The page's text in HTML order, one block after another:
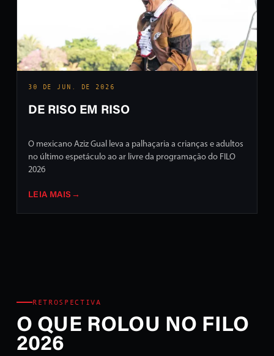
30 DE JUN. DE 2026
DE RISO EM RISO
O mexicano Aziz Gual leva a palhaçaria a crianças e adultos
no último espetáculo ao ar livre da programação do FILO
2026
LEIA MAIS →
RETROSPECTIVA
O QUE ROLOU NO FILO
2026